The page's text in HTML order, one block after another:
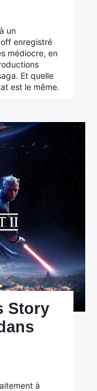
un
enregistré
médiocre, en
Et quelle
est le même.
Story
à